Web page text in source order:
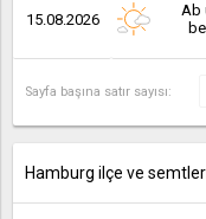
15.08.2026
Ab
Sayfa başına satır sayısı:
Hamburg ilçe ve